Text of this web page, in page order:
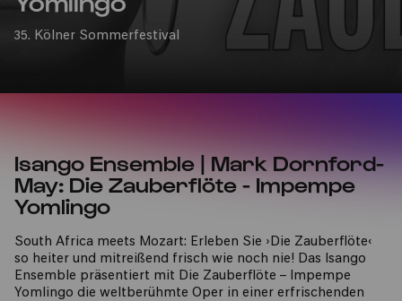
35. Kölner Sommerfestival
Isango Ensemble | Mark Dornford-
May: Die Zauberflöte - Impempe
Yomlingo
South Africa meets Mozart: Erleben Sie ›Die Zauberflöte‹
so heiter und mitreißend frisch wie noch nie! Das Isango
Ensemble präsentiert mit Die Zauberflöte – Impempe
Yomlingo die weltberühmte Oper in einer erfrischenden